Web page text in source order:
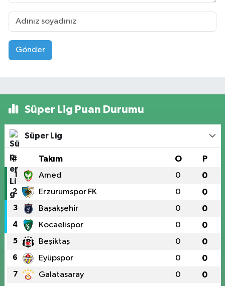
Gönder
Süper Lig Puan Durumu
Süper Lig
# Takım O P
1 Amed 0 0
2 Erzurumspor FK 0 0
3 Başakşehir 0 0
4 Kocaelispor 0 0
5 Beşiktaş 0 0
6 Eyüpspor 0 0
7 Galatasaray 0 0